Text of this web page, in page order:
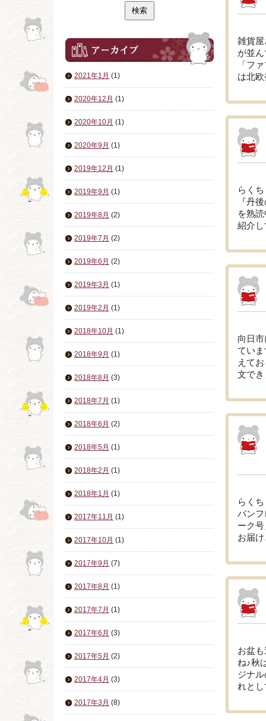
2021年1月 (1)
2020年12月 (1)
2020年10月 (1)
2020年9月 (1)
2019年12月 (1)
2019年9月 (1)
2019年8月 (2)
2019年7月 (2)
2019年6月 (2)
2019年3月 (1)
2019年2月 (1)
2018年10月 (1)
2018年9月 (1)
2018年8月 (3)
2018年7月 (1)
2018年6月 (2)
2018年5月 (1)
2018年2月 (1)
2018年1月 (1)
2017年11月 (1)
2017年10月 (1)
2017年9月 (7)
2017年8月 (1)
2017年7月 (1)
2017年6月 (3)
2017年5月 (2)
2017年4月 (3)
2017年3月 (8)
雑貨
が並
「フ
は北
らく
『丹
を熟
紹介
向日
てい
えて
文で
らく
パン
ーク
お届
お盆
ね♪秋
ジナ
れと